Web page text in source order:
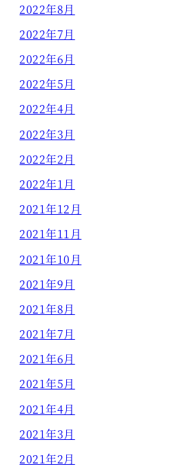
2022年8月
2022年7月
2022年6月
2022年5月
2022年4月
2022年3月
2022年2月
2022年1月
2021年12月
2021年11月
2021年10月
2021年9月
2021年8月
2021年7月
2021年6月
2021年5月
2021年4月
2021年3月
2021年2月